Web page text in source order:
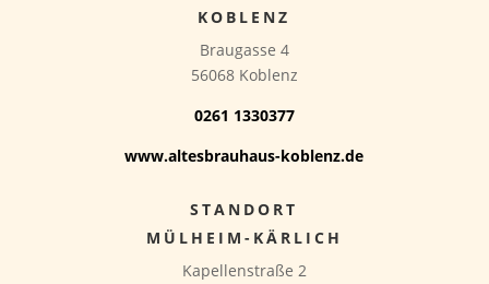
KOBLENZ
Braugasse 4
56068 Koblenz
0261 1330377
www.altesbrauhaus-koblenz.de
STANDORT
MÜLHEIM-KÄRLICH
Kapellenstraße 2